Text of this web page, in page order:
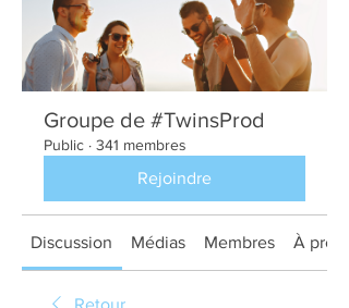
Groupe de #TwinsProd
Public · 341 membres
Rejoindre
Discussion Médias Membres À
Retour